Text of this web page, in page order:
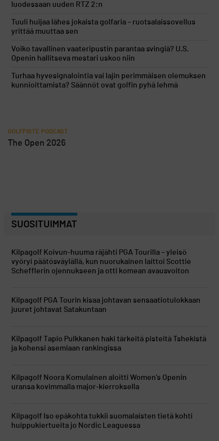
luodessaan uuden RTZ 2:n
Tuuli huijaa lähes jokaista golfaria – ruotsalaissovellus
yrittää muuttaa sen
Voiko tavallinen vaateripustin parantaa svingiä? U.S.
Openin hallitseva mestari uskoo niin
Turhaa hyvesignalointia vai lajin perimmäisen olemuksen
kunnioittamista? Säännöt ovat golfin pyhä lehmä
GOLFPISTE PODCAST
The Open 2026
SUOSITUIMMAT
Kilpagolf Koivun-huuma räjähti PGA Tourilla – yleisö
vyöryi päätösväylällä, kun nuorukainen laittoi Scottie
Schefflerin ojennukseen ja otti komean avausvoiton
Kilpagolf PGA Tourin kisaa johtavan sensaatiotulokkaan
juuret johtavat Satakuntaan
Kilpagolf Tapio Pulkkanen haki tärkeitä pisteitä Tshekistä
ja kohensi asemiaan rankingissa
Kilpagolf Noora Komulainen aloitti Women’s Openin
uransa kovimmalla major-kierroksella
Kilpagolf Iso epäkohta tukkii suomalaisten tietä kohti
huippukiertueita jo Nordic Leaguessa